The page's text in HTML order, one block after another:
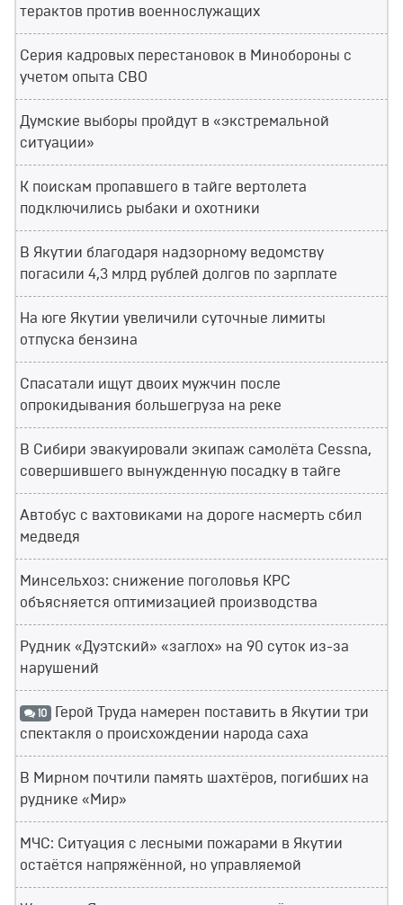
терактов против военнослужащих
Серия кадровых перестановок в Минобороны с
учетом опыта СВО
Думские выборы пройдут в «экстремальной
ситуации»
К поискам пропавшего в тайге вертолета
подключились рыбаки и охотники
В Якутии благодаря надзорному ведомству
погасили 4,3 млрд рублей долгов по зарплате
На юге Якутии увеличили суточные лимиты
отпуска бензина
Спасатали ищут двоих мужчин после
опрокидывания большегруза на реке
В Сибири эвакуировали экипаж самолёта Cessna,
совершившего вынужденную посадку в тайге
Автобус с вахтовиками на дороге насмерть сбил
медведя
Минсельхоз: снижение поголовья КРС
объясняется оптимизацией производства
Рудник «Дуэтский» «заглох» на 90 суток из-за
нарушений
10 Герой Труда намерен поставить в Якутии три
спектакля о происхождении народа саха
В Мирном почтили память шахтёров, погибших на
руднике «Мир»
МЧС: Ситуация с лесными пожарами в Якутии
остаётся напряжённой, но управляемой